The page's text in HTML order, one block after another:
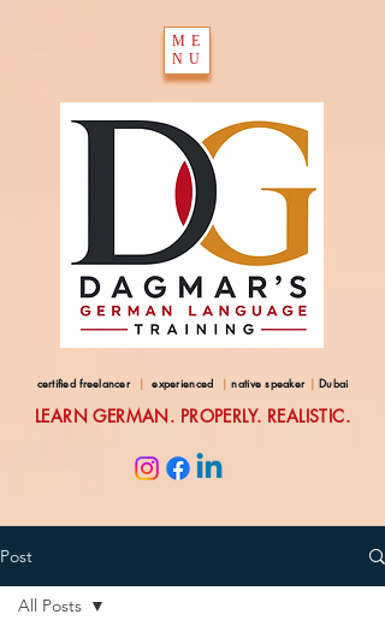
ME
NU
certified freelancer | experienced | native speaker | Dubai
LEARN GERMAN. PROPERLY. REALISTIC.
Post
All Posts